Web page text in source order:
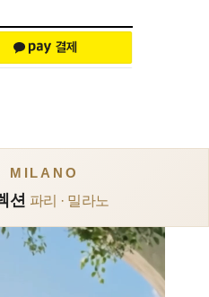
MILANO
션 파리 · 밀라노